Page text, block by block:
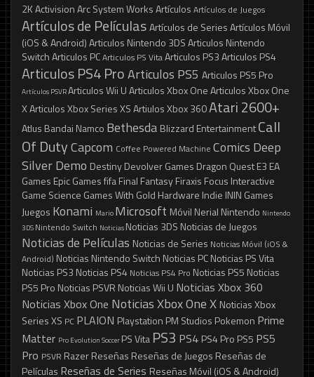
2KActivisionArc System WorksArtículos Artículos de Juegos
Artículos de PelículasArtículos de SeriesArtículos Móvil
(iOS & Android)Articulos Nintendo 3DSArticulos Nintendo
SwitchArticulos PCArticulos PS VitaArticulos PS3Articulos PS4
Articulos PS4 ProArticulos PS5 Articulos PS5 Pro
Artículos PSVRArticulos Wii UArticulos Xbox OneArticulos Xbox One
XArticulos Xbox Series XSArtiulos Xbox 360Atari 2600+
Atlus Bandai Namco Bethesda Blizzard EntertainmentCall
Of DutyCapcom Coffee Powered Machine Comics Deep
SilverDemo DestinyDevolver Games Dragon QuestE3 EA
Games Epic GamesfifaFinal FantasyFiraxis Focus Interactive
Game Science Games With Gold Hardware Indie ININ Games
Juegos Konami Mario Microsoft Móvil Nerial Nintendo Nintendo
3DS Nintendo Switch Noticias Noticias 3DS Noticias de Juegos
Noticias de Películas Noticias de Series Noticias Móvil (iOS &
Android) Noticias Nintendo Switch Noticias PCNoticias PS Vita
Noticias PS3 Noticias PS4 Noticias PS4 Pro Noticias PS5 Noticias
PS5 Pro Noticias PSVR Noticias Wii U Noticias Xbox 360
Noticias Xbox One Noticias Xbox One X Noticias Xbox
Series XS PC PLAION Playstation PM Studios Pokemon Prime
Matter Pro Evolution Soccer PS Vita PS3 PS4 PS4 Pro PS5 PS5
Pro PSVR RazerReseñas Reseñas de Juegos Reseñas de
Películas Reseñas de Series Reseñas Móvil (iOS & Android)